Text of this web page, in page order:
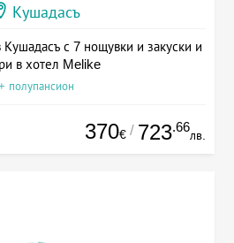
Кушадасъ
Кушадасъ с 7 нощувки и закуски и
в хотел Melike
полупансион
370€ / 723.66
лв.